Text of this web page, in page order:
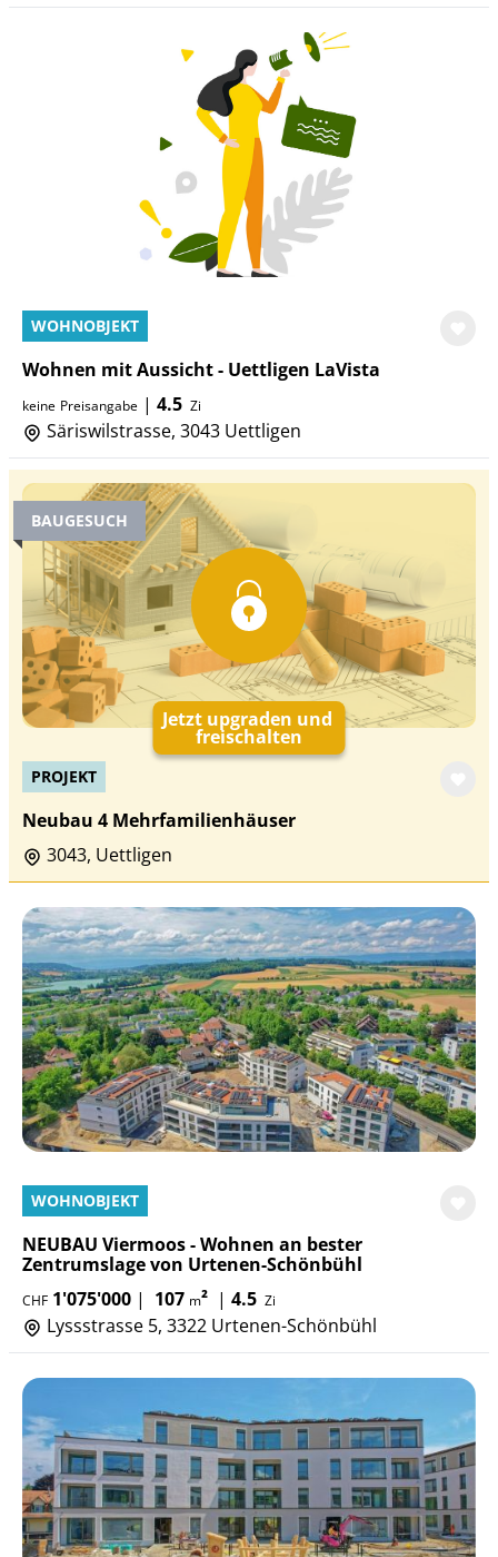
WOHNOBJEKT
Wohnen mit Aussicht - Uettligen LaVista
keine Preisangabe | 4.5 Zi
Säriswilstrasse, 3043 Uettligen
BAUGESUCH
Jetzt upgraden und
freischalten
PROJEKT
Neubau 4 Mehrfamilienhäuser
3043, Uettligen
WOHNOBJEKT
NEUBAU Viermoos - Wohnen an bester
Zentrumslage von Urtenen-Schönbühl
CHF 1'075'000 | 107 m² | 4.5 Zi
Lyssstrasse 5, 3322 Urtenen-Schönbühl